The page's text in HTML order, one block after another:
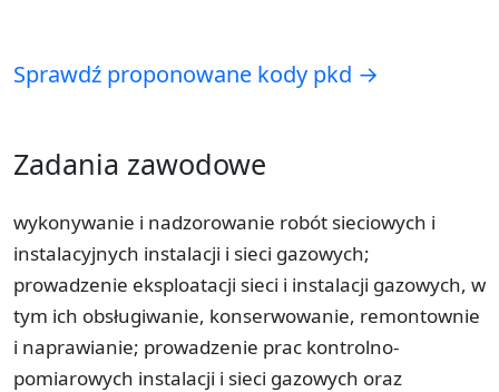
Sprawdź proponowane kody pkd →
Zadania zawodowe
wykonywanie i nadzorowanie robót sieciowych i
instalacyjnych instalacji i sieci gazowych;
prowadzenie eksploatacji sieci i instalacji gazowych, w
tym ich obsługiwanie, konserwowanie, remontownie
i naprawianie; prowadzenie prac kontrolno-
pomiarowych instalacji i sieci gazowych oraz